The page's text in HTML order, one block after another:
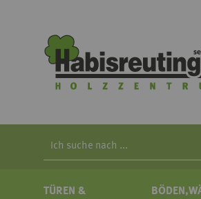
Search
TÜREN &